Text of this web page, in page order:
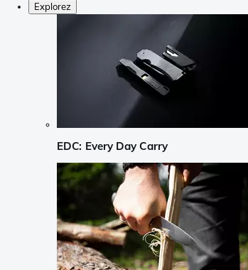
Explorez
EDC: Every Day Carry